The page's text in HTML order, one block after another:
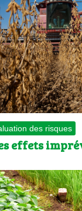
des risques
effets